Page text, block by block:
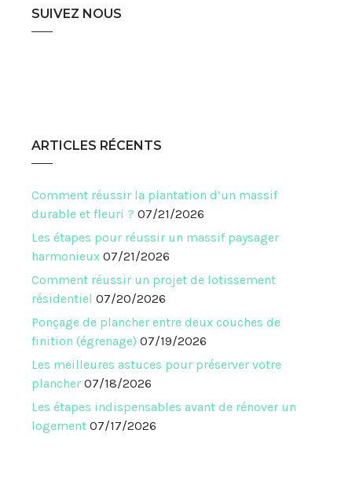
SUIVEZ NOUS
ARTICLES RÉCENTS
Comment réussir la plantation d’un massif
durable et fleuri ? 07/21/2026
Les étapes pour réussir un massif paysager
harmonieux 07/21/2026
Comment réussir un projet de lotissement
résidentiel 07/20/2026
Ponçage de plancher entre deux couches de
finition (égrenage) 07/19/2026
Les meilleures astuces pour préserver votre
plancher 07/18/2026
Les étapes indispensables avant de rénover un
logement 07/17/2026